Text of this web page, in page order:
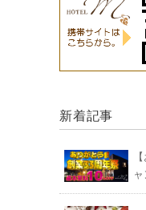
新着記事